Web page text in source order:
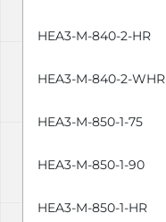
HEA3-M-840-2-HR
HEA3-M-840-2-WHR
HEA3-M-850-1-75
HEA3-M-850-1-90
HEA3-M-850-1-HR